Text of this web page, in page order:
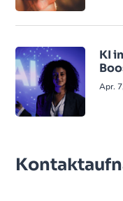
KI
Apr.